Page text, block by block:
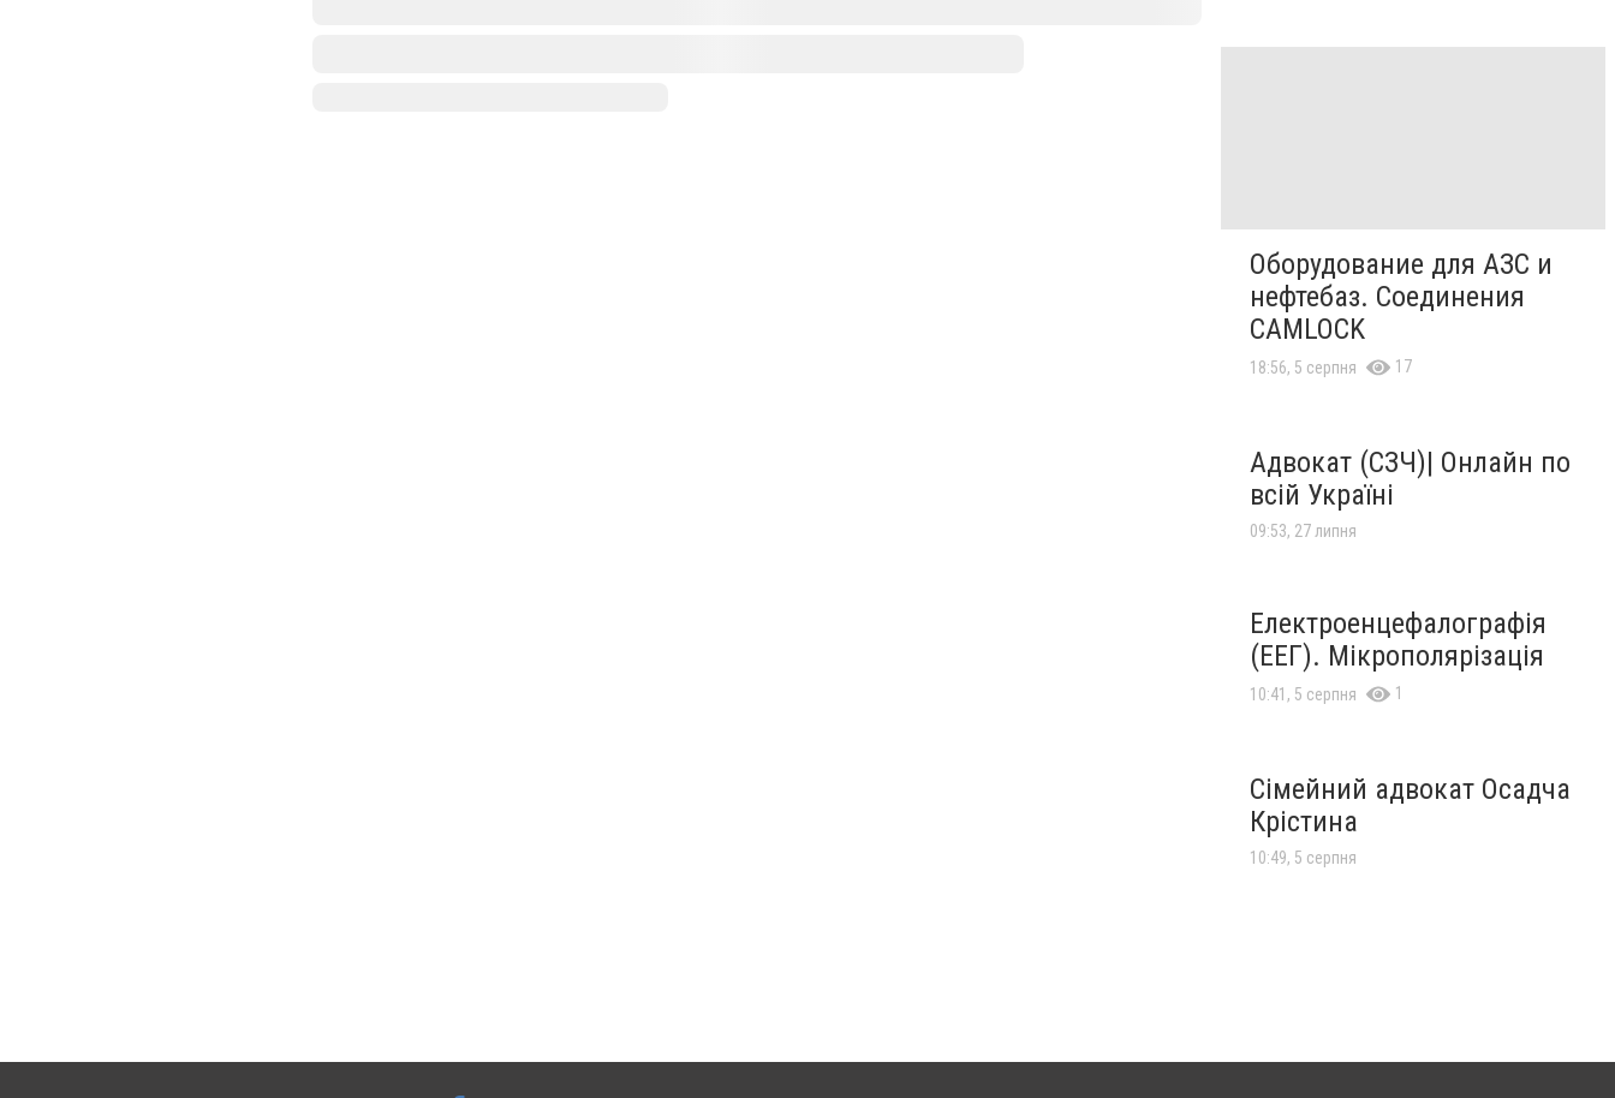
Оборудование для АЗС и
нефтебаз. Соединения
CAMLOCK
18:56, 5 серпня 17
Адвокат (СЗЧ)| Онлайн по
всій Україні
09:53, 27 липня
Електроенцефалографія
(ЕЕГ). Мікрополярізація
10:41, 5 серпня 1
Сімейний адвокат Осадча
Крістина
10:49, 5 серпня